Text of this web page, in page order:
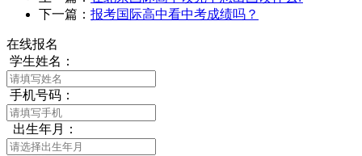
下一篇： 报考国际高中看中考成绩吗？
在线报名
学生姓名：
手机号码：
出生年月：